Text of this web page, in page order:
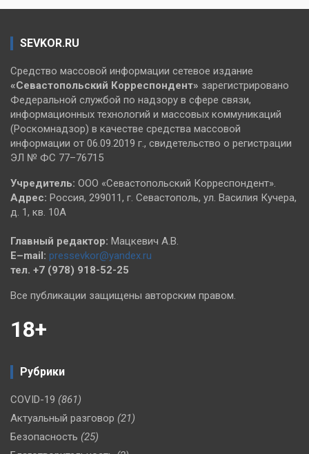
SEVKOR.RU
Средство массовой информации сетевое издание
«Севастопольский Корреспондент» зарегистрировано
Федеральной службой по надзору в сфере связи,
информационных технологий и массовых коммуникаций
(Роскомнадзор) в качестве средства массовой
информации от 06.09.2019 г., свидетельство о регистрации
ЭЛ № ФС 77–76715
Учредитель: ООО «Севастопольский Корреспондент».
Адрес: Россия, 299011, г. Севастополь, ул. Василия Кучера,
д. 1, кв. 10А
Главный редактор: Мацкевич А.В.
E–mail: pressevkor@yandex.ru
тел. +7 (978) 918-52-25
Все публикации защищены авторским правом.
18+
Рубрики
COVID-19 (861)
Актуальный разговор (21)
Безопасность (25)